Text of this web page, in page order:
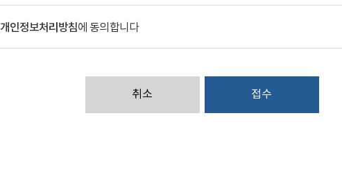
개인정보처리방침에 동의합니다
취소 접수